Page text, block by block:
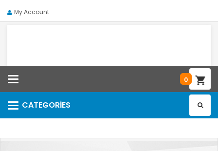
My Account
0
CATEGORIES
Categories